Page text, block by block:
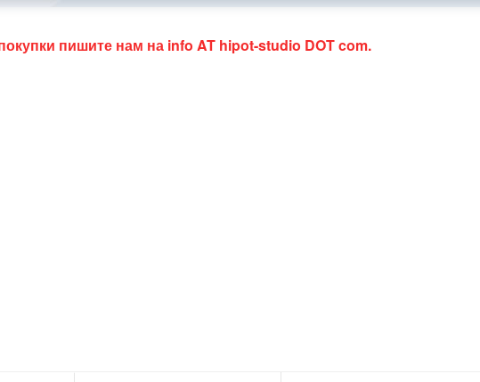
пишите нам на info AT hipot-studio DOT com.